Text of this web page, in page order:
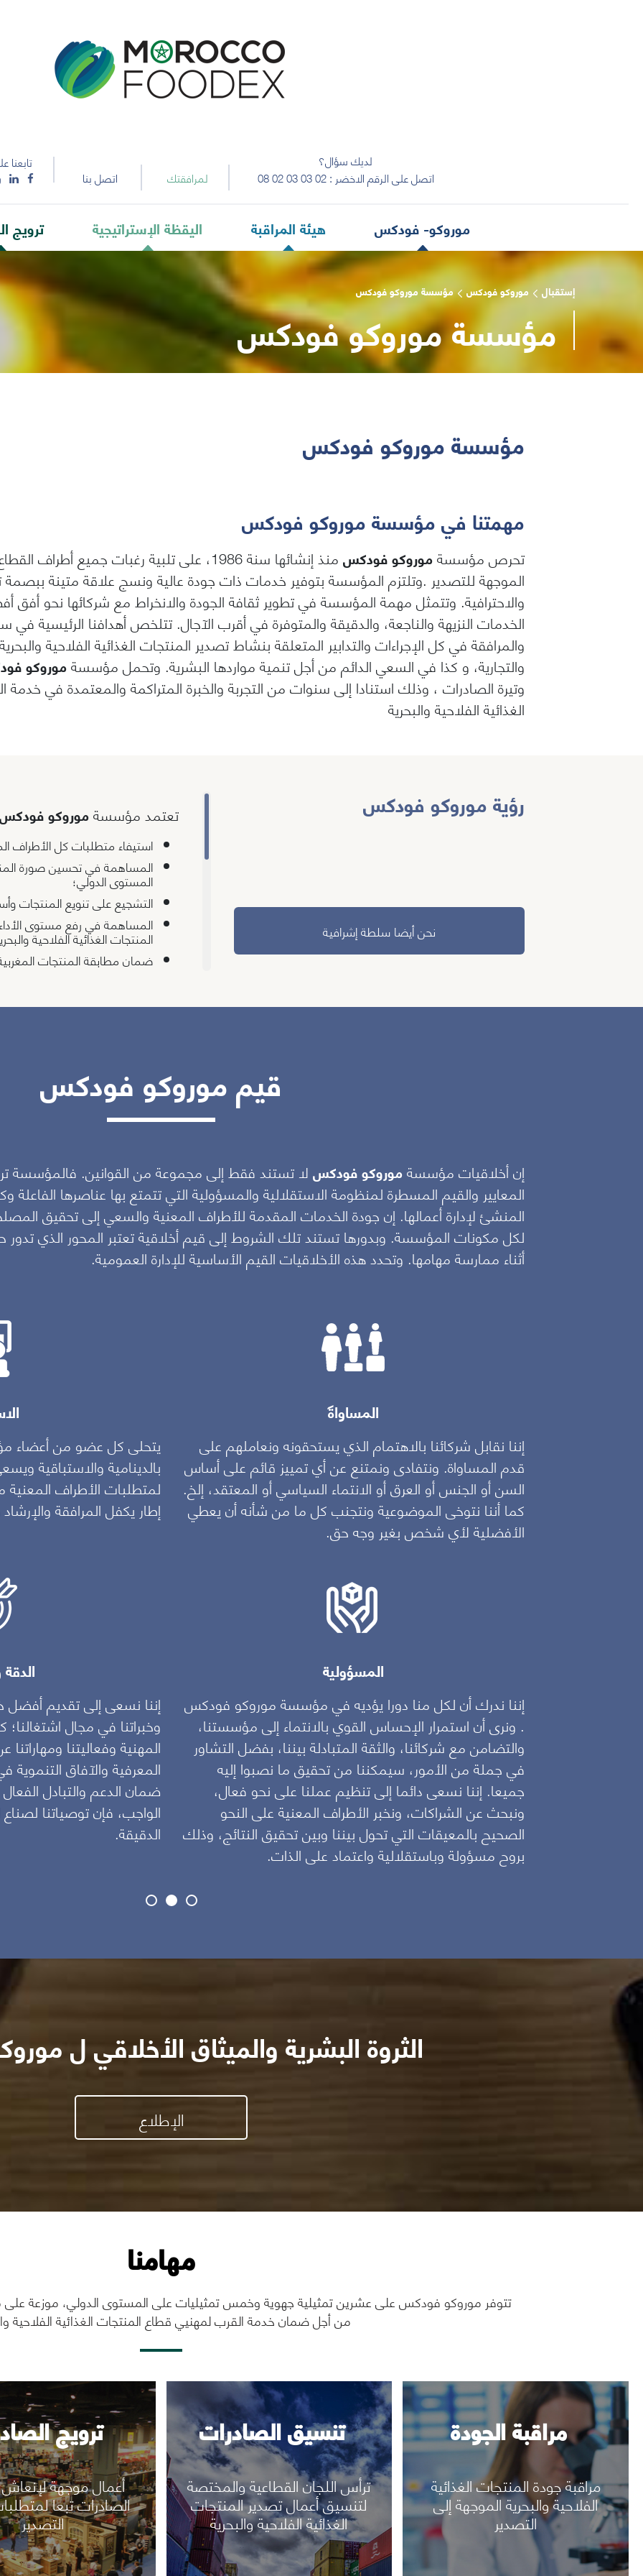
لديك سؤال؟
اتصل على الرقم الاخضر :08 02 03 03 02 لمرافقتك اتصل بنا
تابعنا
موروكو- فودكس هيئة المراقبة اليقظة الإستراتيجية ترويج
إستقبال موروكو فودكس مؤسسة موروكو فودكس
مؤسسة موروكو فودكس
مؤسسة موروكو فودكس
مهمتنا في مؤسسة موروكو فودكس
تحرص مؤسسةموروكو فودكس
منذ إنشائها سنة 1986، على تلبية رغبات جميع
الموجهة للتصدير .وتلتزم المؤسسة بتوفير خدمات ذات جودة عالية ونسج علاقة متينة ببصمة
والاحترافية. وتتمثل مهمة المؤسسة في تطوير ثقافة الجودة والانخراط مع شركائها نحو
الخدمات النزيهة والناجعة، والدقيقة والمتوفرة في أقرب الآجال. تتلخص أهدافنا الرئيسية في
والمرافقة في كل الإجراءات والتدابير المتعلقة بنشاط تصدير المنتجات الغذائية الفلاحية
والتجارية، و كذا في السعي الدائم من أجل تنمية مواردها البشرية. وتحمل مؤسسةموروكو
وتيرة الصادرات ، وذلك استنادا إلى سنوات من التجربة والخبرة المتراكمة والمعتمدة في خدمة
الغذائية الفلاحية والبحرية
رؤية موروكو فودكس
نحن أيضا سلطة إشرافية
تعتمد مؤسسةموروكو فودكس
استيفاء متطلبات كل الأطراف
المساهمة في تحسين صورة
المستوى الدولي؛
التشجيع على تنويع المنتجات
المساهمة في رفع مستوى
المنتجات الغذائية الفلاحية
ضمان مطابقة المنتجات المغربية
مجموعة من القوانين.
وإحتواء المعايير والقيم
والمسؤولية التي تتمتع بها
إن جودة الخدمات المقدمة
العامة تشكلان الشروط
تلك الشروط إلى قيم أخلاقية
والجهود المتخذة أثناء ممارسة
تحدد هذه الأخلاقيات القيم
قيم موروكو فودكس
إن أخلاقيات مؤسسةموروكو فودكسلا تستند فقط إلى مجموعة من القوانين. فالمؤسسة
المعايير والقيم المسطرة لمنظومة الاستقلالية والمسؤولية التي تتمتع بها عناصرها الفاعلة
المنشئ لإدارة أعمالها. إن جودة الخدمات المقدمة للأطراف المعنية والسعي إلى تحقيق
لكل مكونات المؤسسة. وبدورها تستند تلك الشروط إلى قيم أخلاقية تعتبر المحور الذي تدور
أثناء ممارسة مهامها. وتحدد هذه الأخلاقيات القيم الأساسية للإدارة العمومية.
يتحلى كل عضو من أعضاء
بالدينامية والاستباقية
لمتطلبات الأطراف المعنية
إطار يكفل المرافقة
المساواة
إننا نقابل شركائنا بالاهتمام الذي يستحقونه ونعاملهم على
قدم المساواة. ونتفادى ونمتنع عن أي تمييز قائم على أساس
السن أو الجنس أو العرق أو الانتماء السياسي أو المعتقد، إلخ.
كما أننا نتوخى الموضوعية ونتجنب كل ما من شأنه أن يعطي
الأفضلية لأي شخص بغير وجه حق.
إننا نسعى إلى تقديم
وخبراتنا في مجال
المهنية وفعاليتنا
المعرفية والآفاق
ضمان الدعم والتبادل
الواجب، فإن توصياتنا لصناع
الدقيقة.
المسؤولية
إننا ندرك أن لكل منا دورا يؤديه في مؤسسة موروكو فودكس
. ونرى أن استمرار الإحساس القوي بالانتماء إلى مؤسستنا،
والتضامن مع شركائنا، والثقة المتبادلة بيننا، بفضل التشاور
في جملة من الأمور، سيمكننا من تحقيق ما نصبوا إليه
جميعا. إننا نسعى دائما إلى تنظيم عملنا على نحو فعال،
ونبحث عن الشراكات، ونخبر الأطراف المعنية على النحو
الصحيح بالمعيقات التي تحول بيننا وبين تحقيق النتائج، وذلك
بروح مسؤولة وباستقلالية واعتماد على الذات.
الثروة البشرية والميثاق الأخلاقي ل
الإطلاع
مهامنا
تتوفر موروكو فودكس على عشرين تمثيلية جهوية وخمس تمثيليات على المستوى الدولي، موزعة على
من أجل ضمان خدمة القرب لمهنيي قطاع المنتجات الغذائية الفلاحية
مراقبة الجودة
مراقبة جودة المنتجات الغذائية
الفلاحية والبحرية الموجهة إلى
التصدير
تنسيق الصادرات
ترأس اللجان القطاعية والمختصة
لتنسيق أعمال تصدير المنتجات
الغذائية الفلاحية والبحرية
ترويج
أعمال موجهة
الصادرات تبعا
التصدير